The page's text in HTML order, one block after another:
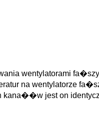
wentylatorami
na wentylatorze
kana��w jest on